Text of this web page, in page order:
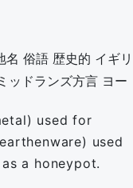
名 俗語 歴史的 イギリ
ッドランズ方言 ヨー
used for
used
a honeypot.